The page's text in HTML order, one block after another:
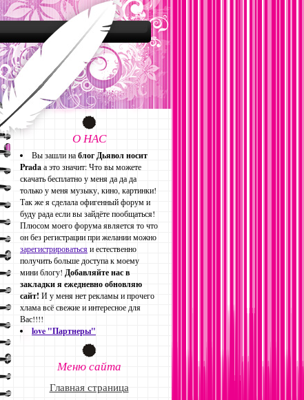
О НАС
Вы зашли наблог Дьявол носит
Pradaа это значит: Что вы можете
скачать бесплатно у меня да да да
только у меня музыку, кино, картинки!
Так же я сделала офигенный форум и
буду рада если вы зайдёте пообщаться!
Плюсом моего форума является то что
он без регистрации при желании можно
зарегистрироватьсяи естественно
получить больше доступа к моему
мини блогу! Добавляйте нас в
закладки я ежедневно обновляю
сайт! И у меня нет рекламы и прочего
хлама всё свежие и интересное для
Вас!!!!
love "Партнеры"
Меню сайта
Главная страница